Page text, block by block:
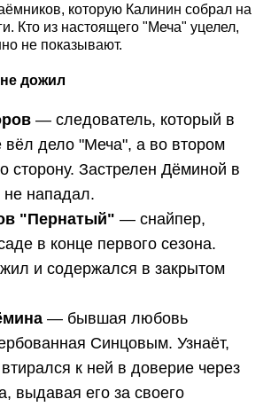
которую Калинин собрал на
Кто из настоящего "Меча" уцелел,
не показывают.
дожил
— следователь, который в
вёл дело "Меча", а во втором
сторону. Застрелен Дёминой в
не нападал.
"Пернатый" — снайпер,
в конце первого сезона.
и содержался в закрытом
— бывшая любовь
Синцовым. Узнаёт,
к ней в доверие через
выдавая его за своего